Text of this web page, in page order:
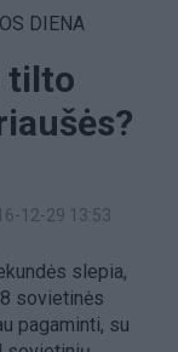
DIENA
tilto
12-29 13:53
slepia,
sovietinės
pagaminti, su